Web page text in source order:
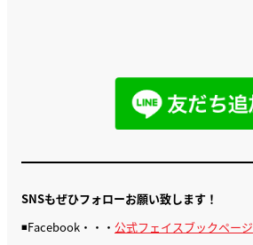
SNSもぜひフォローお願い致します！
◾️Facebook・・・ 公式フェイスブックページ